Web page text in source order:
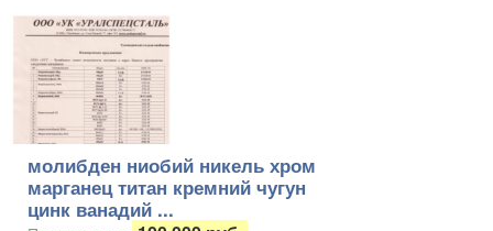
молибден ниобий никель хром
марганец титан кремний чугун
цинк ванадий ...